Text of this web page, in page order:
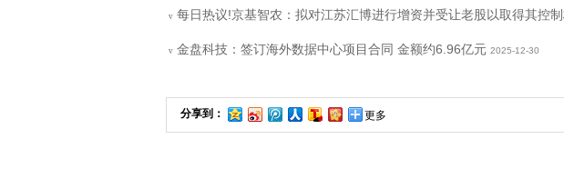
v 每日热议!京基智农：拟对江苏汇博进行增资并受让老股以取得其控
v 金盘科技：签订海外数据中心项目合同 金额约6.96亿元 2025-12-30
分享到： 更多